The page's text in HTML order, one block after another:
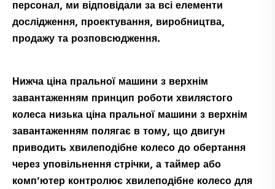
персонал, ми відповідали за всі елементи
дослідження, проектування, виробництва,
продажу та розповсюдження.
Нижча ціна пральної машини з верхнім
завантаженням принцип роботи хвилястого
колеса низька ціна пральної машини з верхнім
завантаженням полягає в тому, що двигун
приводить хвилеподібне колесо до обертання
через уповільнення стрічки, а таймер або
комп’ютер контролює хвилеподібне колесо для